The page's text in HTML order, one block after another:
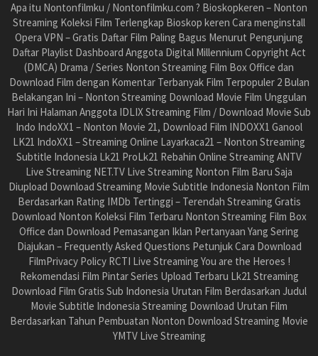
Apa itu Nontonfilmku / Nontonfilmku.com ? Bioskopkeren – Nonton
Streaming Koleksi Film Terlengkap Bioskop keren Cara menginstall
Opera VPN – Gratis Daftar Film Paling Bagus Menurut Pengunjung
Daftar Playlist Dashboard Anggota Digital Millennium Copyright Act
(DMCA) Drama / Series Nonton Streaming Film Box Office dan
Download Film dengan Komentar Terbanyak Film Terpopuler 2 Bulan
Belakangan Ini – Nonton Streaming Download Movie Film Unggulan
Hari Ini Halaman Anggota IDLIX Streaming Film / Download Movie Sub
Indo IndoXX1 – Nonton Movie 21, Download Film INDOXX1 Ganool
LK21 IndoXX1 – Streaming Online Layarkaca21 – Nonton Streaming
Subtitle Indonesia Lk21 ProLk21 Rebahin Online Streaming ANTV
Live Streaming NET.TV Live Streaming Nonton Film Baru Saja
Diupload Download Streaming Movie Subtitle Indonesia Nonton Film
Berdasarkan Rating IMDb Tertinggi – Terendah Streaming Gratis
Download Nonton Koleksi Film Terbaru Nonton Streaming Film Box
Office dan Download Pemasangan Iklan Pertanyaan Yang Sering
Diajukan – Frequently Asked Questions Petunjuk Cara Download
FilmPrivacy Policy RCTI Live Streaming You are the Heroes !
Rekomendasi Film Pintar Series Upload Terbaru Lk21 Streaming
Download Film Gratis Sub Indonesia Urutan Film Berdasarkan Judul
Movie Subtitle Indonesia Streaming Download Urutan Film
Berdasarkan Tahun Pembuatan Nonton Download Streaming Movie
YMTV Live Streaming